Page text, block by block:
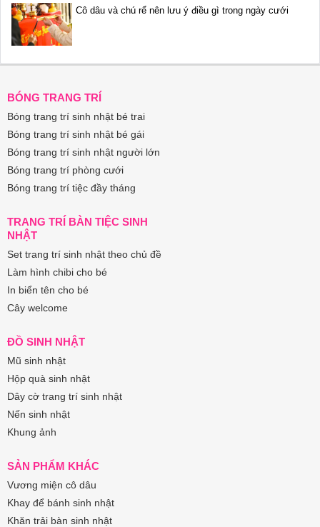
Cô dâu và chú rể nên lưu ý điều gì trong ngày cưới
BÓNG TRANG TRÍ
Bóng trang trí sinh nhật bé trai
Bóng trang trí sinh nhật bé gái
Bóng trang trí sinh nhật người lớn
Bóng trang trí phòng cưới
Bóng trang trí tiệc đầy tháng
TRANG TRÍ BÀN TIỆC SINH
NHẬT
Set trang trí sinh nhật theo chủ đề
Làm hình chibi cho bé
In biển tên cho bé
Cây welcome
ĐỒ SINH NHẬT
Mũ sinh nhật
Hộp quà sinh nhật
Dây cờ trang trí sinh nhật
Nến sinh nhật
Khung ảnh
SẢN PHẨM KHÁC
Vương miện cô dâu
Khay để bánh sinh nhật
Khăn trải bàn sinh nhật